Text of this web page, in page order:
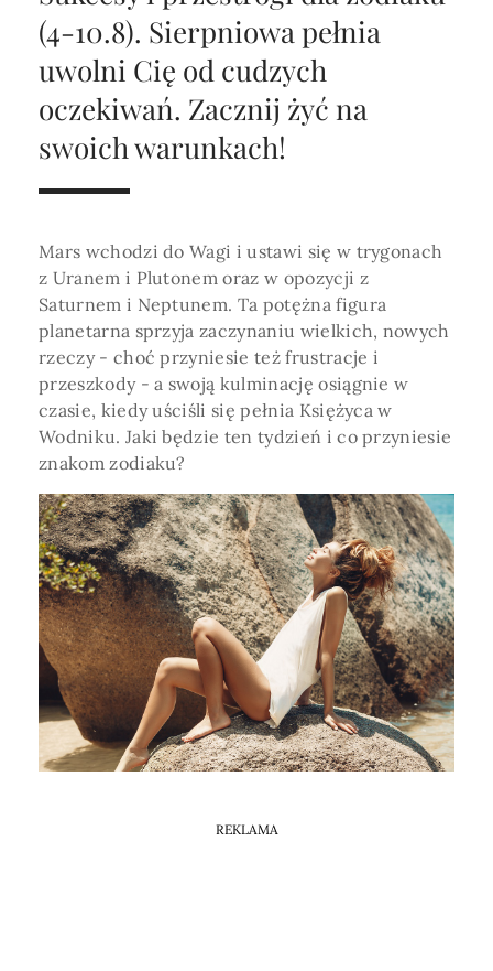
Horoskop Roczny 2026
Horoskop Miłosny
Horoskop Dziecięcy
Horoskop Biznesowy
Horoskop Zdrowotny
Horoskop Numerologiczny na 2026
Horoskop Ziołowy
Horoskop Chiński 2026
Horoskop Egipski
Horoskop Słowiański
Horoskop Mongolski
Magia
Amulety i talizmany
ABC Kosmogramu
Niezwykły świat
Tarot3 karty
Magia imion
Sekshoroskop
Przepowiednia
TarotKrzyż Celtycki
medycznej ani finansowej.
KURSY
SKLEP
PROFIL
SZUKAJ
ZAPRASZAMY DO ŚLEDZENIA ASTROMAGII
(4-10.8). Sierpniowa pełnia
uwolni Cię od cudzych
oczekiwań. Zacznij żyć na
swoich warunkach!
Mars wchodzi do Wagi i ustawi się w trygonach
z Uranem i Plutonem oraz w opozycji z
Saturnem i Neptunem. Ta potężna figura
planetarna sprzyja zaczynaniu wielkich, nowych
rzeczy - choć przyniesie też frustracje i
przeszkody - a swoją kulminację osiągnie w
czasie, kiedy uściśli się pełnia Księżyca w
Wodniku. Jaki będzie ten tydzień i co przyniesie
znakom zodiaku?
REKLAMA